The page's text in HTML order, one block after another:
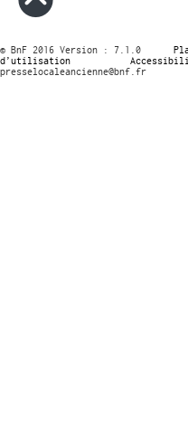
© BnF 2016 Version : 7.1.0
d’utilisation
presselocaleancienne@bnf.fr